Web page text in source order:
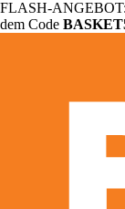
FLASH-ANGEBOT:
dem Code